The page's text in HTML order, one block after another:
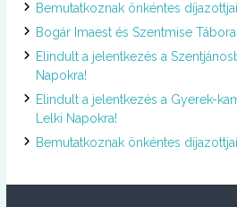
y
z
é
s
n
s
:
Bemutatkoznak önkéntes
Bogár Imaest és Szentmise
Elindult a jelentkezés a
Napokra!
Elindult a jelentkezés a Gyerek-
Lelki Napokra!
Bemutatkoznak önkéntes